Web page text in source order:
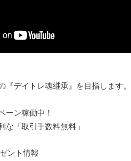
『デイトレ魂継承』を目指します。
ーン稼働中！
な「取引手数料無料」
ント情報